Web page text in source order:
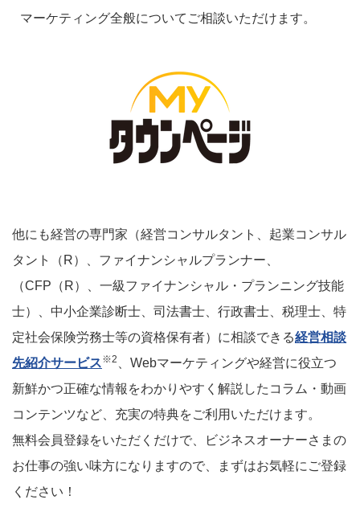
マーケティング全般についてご相談いただけます。
他にも経営の専門家（経営コンサルタント、起業コンサル
タント（R）、ファイナンシャルプランナー、
（CFP（R）、一級ファイナンシャル・プランニング技能
士）、中小企業診断士、司法書士、行政書士、税理士、特
定社会保険労務士等の資格保有者）に相談できる経営相談
先紹介サービス※2
、Webマーケティングや経営に役立つ
新鮮かつ正確な情報をわかりやすく解説したコラム・動画
コンテンツなど、充実の特典をご利用いただけます。
無料会員登録をいただくだけで、ビジネスオーナーさまの
お仕事の強い味方になりますので、まずはお気軽にご登録
ください！